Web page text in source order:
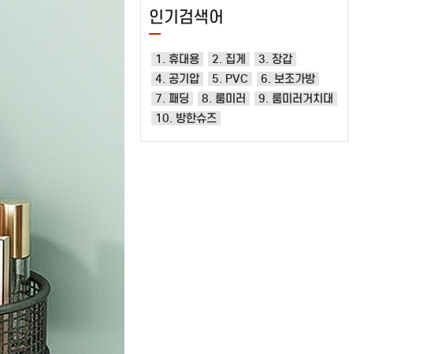
인기검색어
1. 휴대용 2. 집게
3. 장갑
4. 공기압
5. PVC
6. 보조가방
7. 패딩
8. 룸미러
9. 룸미러거치대
10. 방한슈즈